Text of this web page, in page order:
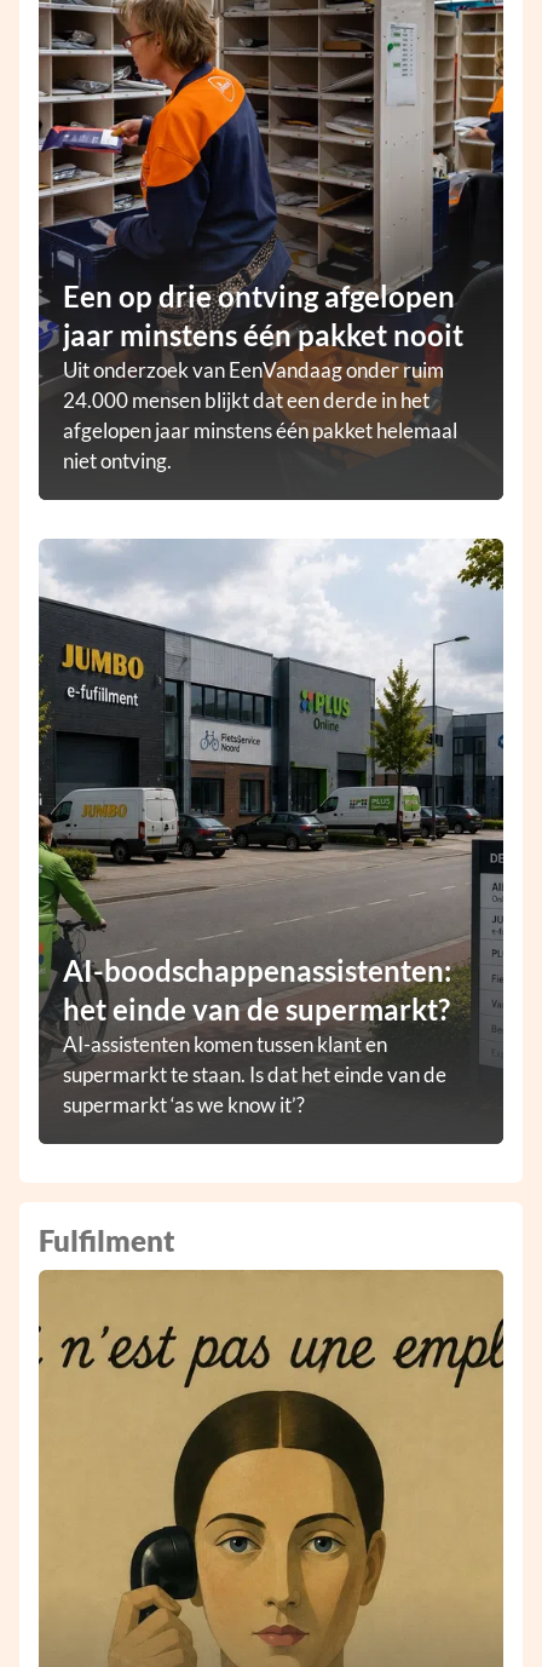
AI-boodschappenassistenten:
het einde van de supermarkt?
AI-assistenten komen tussen klant en
supermarkt te staan. Is dat het einde van de
supermarkt ‘as we know it’?
Een op drie ontving afgelopen
jaar minstens één pakket nooit
Uit onderzoek van EenVandaag onder ruim
24.000 mensen blijkt dat een derde in het
afgelopen jaar minstens één pakket helemaal
niet ontving.
Fulfilment